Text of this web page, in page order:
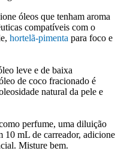
óleos que tenham aroma
compatíveis com o
hortelã-pimenta para foco e
leve e de baixa
de coco fracionado é
natural da pele e
perfume, uma diluição
10 mL de carreador, adicione
Misture bem.